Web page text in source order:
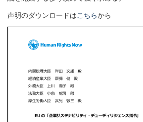
声明のダウンロードはこちらから